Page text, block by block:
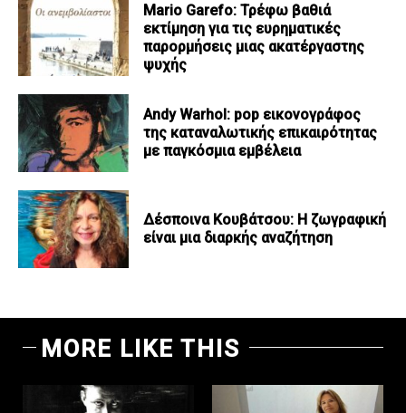
Mario Garefo: Τρέφω βαθιά
εκτίμηση για τις ευρηματικές
παρορμήσεις μιας ακατέργαστης
ψυχής
Andy Warhol: pop εικονογράφος
της καταναλωτικής επικαιρότητας
με παγκόσμια εμβέλεια
Δέσποινα Κουβάτσου: Η ζωγραφική
είναι μια διαρκής αναζήτηση
MORE LIKE THIS